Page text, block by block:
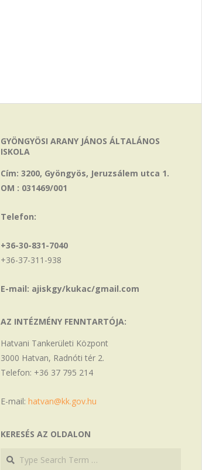
GYÖNGYÖSI ARANY JÁNOS ÁLTALÁNOS
ISKOLA
Cím: 3200, Gyöngyös, Jeruzsálem utca 1.
OM : 031469/001
Telefon:
+36-30-831-7040
+36-37-311-938
E-mail: ajiskgy/kukac/gmail.com
AZ INTÉZMÉNY FENNTARTÓJA:
Hatvani Tankerületi Központ
3000 Hatvan, Radnóti tér 2.
Telefon: +36 37 795 214
E-mail:hatvan@kk.gov.hu
KERESÉS AZ OLDALON
Search
Search